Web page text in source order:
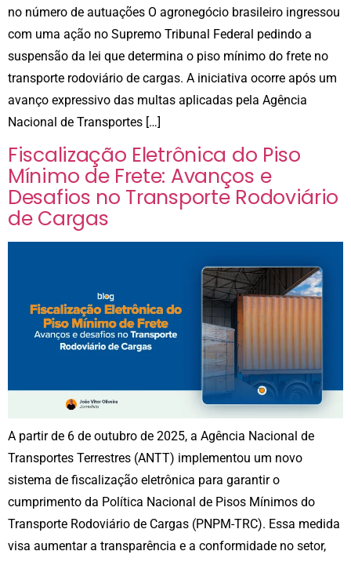
no número de autuações O agronegócio brasileiro ingressou
com uma ação no Supremo Tribunal Federal pedindo a
suspensão da lei que determina o piso mínimo do frete no
transporte rodoviário de cargas. A iniciativa ocorre após um
avanço expressivo das multas aplicadas pela Agência
Nacional de Transportes […]
Fiscalização Eletrônica do Piso
Mínimo de Frete: Avanços e
Desafios no Transporte Rodoviário
de Cargas
A partir de 6 de outubro de 2025, a Agência Nacional de
Transportes Terrestres (ANTT) implementou um novo
sistema de fiscalização eletrônica para garantir o
cumprimento da Política Nacional de Pisos Mínimos do
Transporte Rodoviário de Cargas (PNPM-TRC). Essa medida
visa aumentar a transparência e a conformidade no setor,